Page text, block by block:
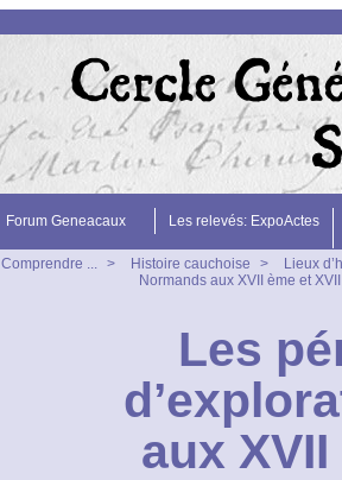
Forum Geneacaux Les relevés: ExpoActes
Comprendre ... > Histoire cauchoise >
Lieux
Normands aux XVII ème et
Les
aux